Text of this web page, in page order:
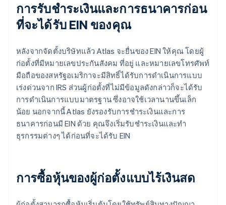
การรับชำระเงินและการธนาคารก่อน
ที่จะได้รับ EIN ของคุณ
หลังจากจัดตั้งบริษัทแล้ว Atlas จะยื่นของ EIN ให้คุณ โดยผู้
ก่อตั้งที่มีหมายเลขประกันสังคม ที่อยู่ และหมายเลขโทรศัพท์
มือถือของสหรัฐอเมริกาจะมีสิทธิ์ได้รับการดำเนินการแบบ
เร่งด่วนจาก IRS ส่วนผู้ก่อตั้งที่ไม่มีข้อมูลดังกล่าวก็จะได้รับ
การดำเนินการแบบมาตรฐาน ซึ่งอาจใช้เวลานานขึ้นเล็ก
น้อย นอกจากนี้ Atlas ยังรองรับการชำระเงินและการ
ธนาคารก่อนมี EIN ด้วย คุณจึงเริ่มรับชำระเงินและทำ
ธุรกรรมต่างๆ ได้ก่อนที่จะได้รับ EIN
การซื้อหุ้นของผู้ก่อตั้งแบบไร้เงินสด